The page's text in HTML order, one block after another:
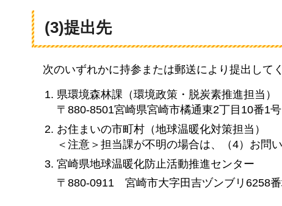
(3)提出先
次のいずれかに持参または郵送により提出して
県環境森林課（環境政策・脱炭素推進担当）
〒880-8501宮崎県宮崎市橘通東2丁目10番1号
お住まいの市町村（地球温暖化対策担当）
＜注意＞担当課が不明の場合は、（4）お問
宮崎県地球温暖化防止活動推進センター
〒880-0911
宮崎市大字田吉ヅンブリ6258